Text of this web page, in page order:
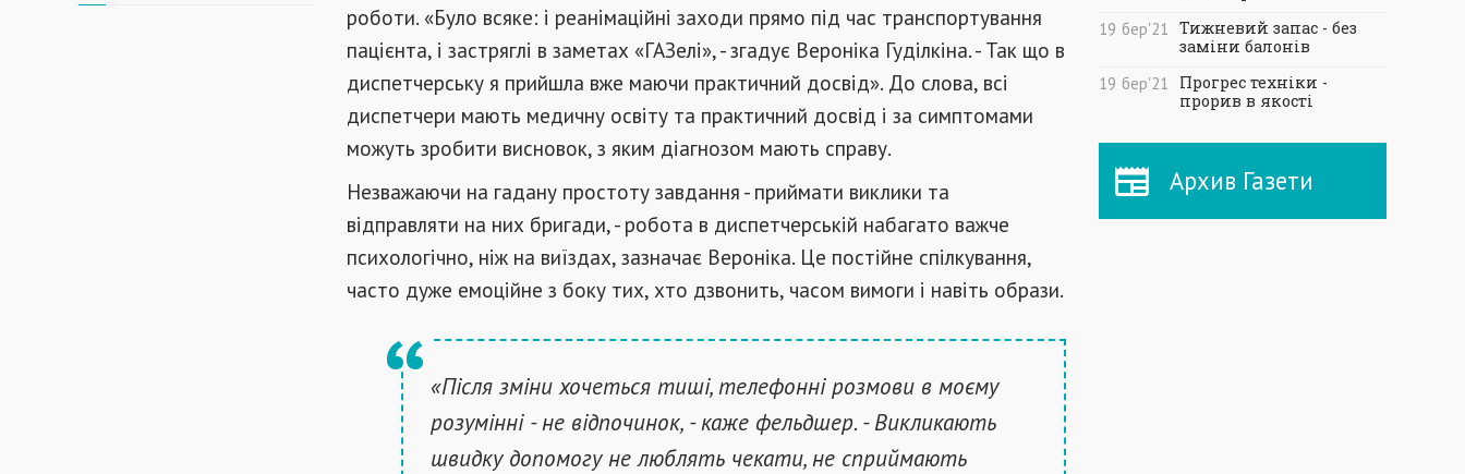
роботи. «Було всяке: і реанімаційні заходи прямо під час транспортування
пацієнта, і застряглі в заметах «ГАЗелі», - згадує Вероніка Гуділкіна. - Так що в
диспетчерську я прийшла вже маючи практичний досвід». До слова, всі
диспетчери мають медичну освіту та практичний досвід і за симптомами
можуть зробити висновок, з яким діагнозом мають справу.
Незважаючи на гадану простоту завдання - приймати виклики та
відправляти на них бригади, - робота в диспетчерській набагато важче
психологічно, ніж на виїздах, зазначає Вероніка. Це постійне спілкування,
часто дуже емоційне з боку тих, хто дзвонить, часом вимоги і навіть образи.
«Після зміни хочеться тиші, телефонні розмови в моєму
розумінні - не відпочинок, - каже фельдшер. - Викликають
швидку допомогу не люблять чекати, не сприймають
19 бер'21 Тижневий запас - без
заміни балонів
19 бер'21
Прогрес техніки -
прорив в якості
Архив Газети